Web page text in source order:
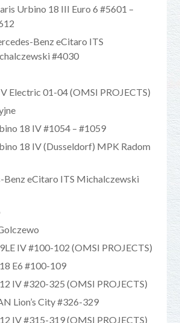
Urbino 18 III Euro 6 #5601 –
Benz eCitaro ITS
#4030
Electric 01-04 (OMSI PROJECTS)
18 IV #1054 – #1059
18 IV (Dusseldorf) MPK Radom
Benz eCitaro ITS Michalczewski
IV #100-102 (OMSI PROJECTS)
E6 #100-109
IV #320-325 (OMSI PROJECTS)
Lion’s City #326-329
IV #315-319 (OMSI PROJECTS)